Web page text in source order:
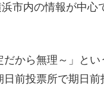
市内の情報が中心
だから無理～」と
前投票所で期日前